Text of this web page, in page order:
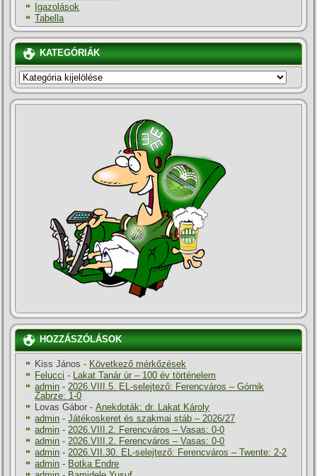
Igazolások
Tabella
KATEGÓRIÁK
KATEGÓRIÁK
HOZZÁSZÓLÁSOK
Kiss János - Következő mérkőzések
Felucci - Lakat Tanár úr – 100 év történelem
admin - 2026.VIII.5. EL-selejtező: Ferencváros – Górnik
Zabrze: 1-0
Lovas Gábor -Anekdoták: dr. Lakat Károly
admin -Játékoskeret és szakmai stáb – 2026/27
admin - 2026.VIII.2. Ferencváros – Vasas: 0-0
admin - 2026.VIII.2. Ferencváros – Vasas: 0-0
admin - 2026.VII.30. EL-selejtező: Ferencváros – Twente: 2-2
admin - Botka Endre